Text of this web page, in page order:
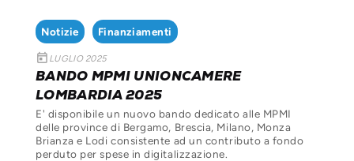
Notizie Finanziamenti
today LUGLIO 2025
BANDO MPMI UNIONCAMERE
LOMBARDIA 2025
E' disponibile un nuovo bando dedicato alle MPMI
delle province di Bergamo, Brescia, Milano, Monza
Brianza e Lodi consistente ad un contributo a fondo
perduto per spese in digitalizzazione.